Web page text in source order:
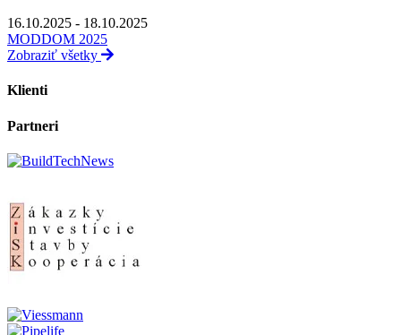
16.10.2025 - 18.10.2025
MODDOM 2025
Zobraziť všetky
Klienti
Partneri